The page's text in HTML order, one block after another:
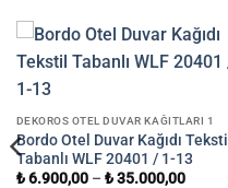
DEKOROS OTEL DUVAR KAĞITLARI 1
Bordo Otel Duvar Kağıdı
Tabanlı WLF 20401 / 1-13
₺6.900,00– ₺35.000,00